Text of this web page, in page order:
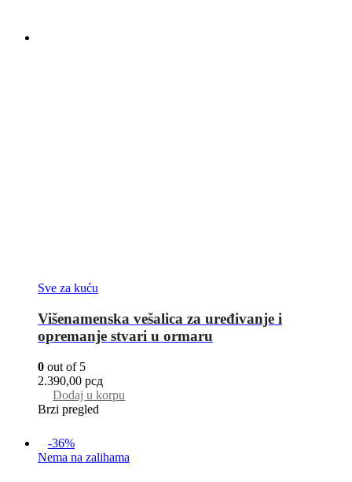
Sve za kuću
Višenamenska vešalica za uređivanje i
opremanje stvari u ormaru
0 out of 5
2.390,00 рсд
Dodaj u korpu
Brzi pregled
-36%
Nema na zalihama